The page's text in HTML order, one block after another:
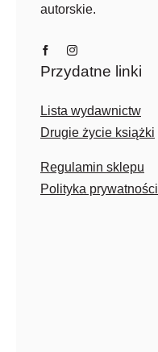
autorskie.
Przydatne linki
Lista wydawnictw
Drugie życie książki
Regulamin sklepu
Polityka prywatności